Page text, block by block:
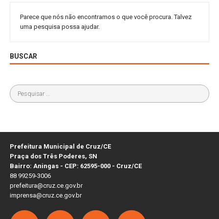
Parece que nós não encontramos o que você procura. Talvez
uma pesquisa possa ajudar.
BUSCAR
Prefeitura Municipal de Cruz/CE
Praça dos Três Poderes, SN
Bairro: Aningas - CEP: 62595-000 - Cruz/CE
88 99259-3006
prefeitura@cruz.ce.gov.br
imprensa@cruz.ce.gov.br